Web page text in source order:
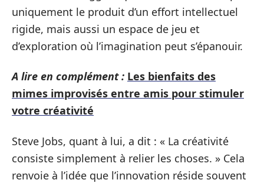
uniquement le produit d’un effort intellectuel
rigide, mais aussi un espace de jeu et
d’exploration où l’imagination peut s’épanouir.
A lire en complément : Les bienfaits des
mimes improvisés entre amis pour stimuler
votre créativité
Steve Jobs, quant à lui, a dit : « La créativité
consiste simplement à relier les choses. » Cela
renvoie à l’idée que l’innovation réside souvent